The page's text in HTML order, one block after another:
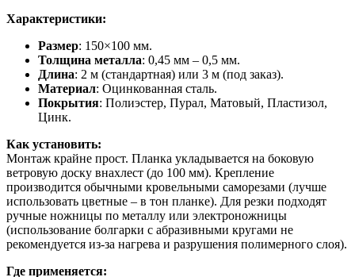
Характеристики:
Размер: 150×100 мм.
Толщина металла: 0,45 мм – 0,5 мм.
Длина: 2 м (стандартная) или 3 м (под заказ).
Материал: Оцинкованная сталь.
Покрытия: Полиэстер, Пурал, Матовый, Пластизол,
Цинк.
Как установить:
Монтаж крайне прост. Планка укладывается на боковую
ветровую доску внахлест (до 100 мм). Крепление
производится обычными кровельными саморезами (лучше
использовать цветные – в тон планке). Для резки подходят
ручные ножницы по металлу или электроножницы
(использование болгарки с абразивными кругами не
рекомендуется из-за нагрева и разрушения полимерного слоя).
Где применяется: